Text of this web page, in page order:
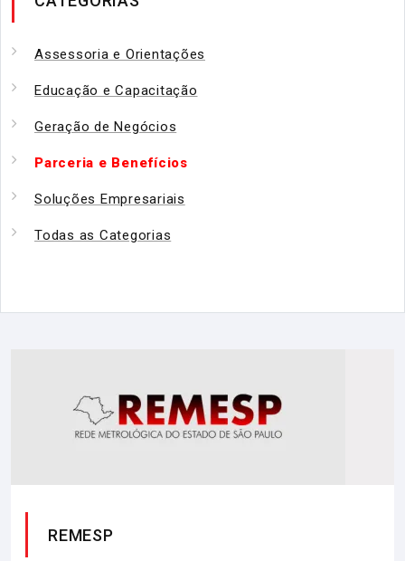
Assessoria e Orientações
Educação e Capacitação
Geração de Negócios
Parceria e Benefícios
Soluções Empresariais
Todas as Categorias
REMESP